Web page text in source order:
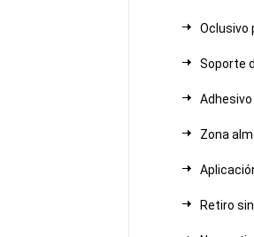
Oclusivo
Soporte
Zona
Retiro